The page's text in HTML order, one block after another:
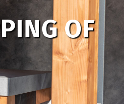
OF